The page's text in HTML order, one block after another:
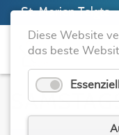
St. Marien Telgte
Diese Website
das beste
Essenziell